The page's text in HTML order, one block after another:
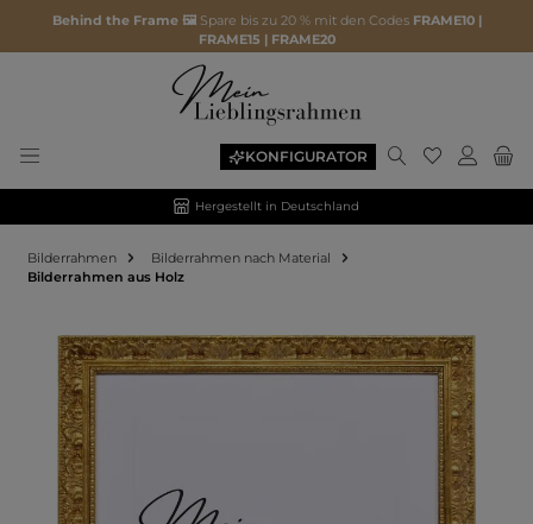
Behind the Frame 🖼️ Spare bis zu 20 % mit den Codes FRAME10 |
FRAME15 | FRAME20
KONFIGURATOR
Hergestellt in Deutschland
Bilderrahmen
Bilderrahmen nach Material
Bilderrahmen aus Holz
Bildergalerie überspringen